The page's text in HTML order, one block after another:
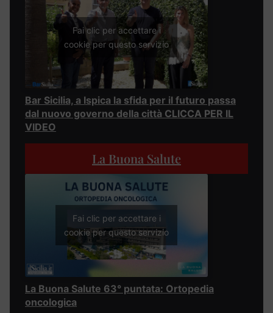
Fai clic per accettare i
cookie per questo servizio
Bar Sicilia, a Ispica la sfida per il futuro passa
dal nuovo governo della città CLICCA PER IL
VIDEO
La Buona Salute
Fai clic per accettare i
cookie per questo servizio
La Buona Salute 63° puntata: Ortopedia
oncologica